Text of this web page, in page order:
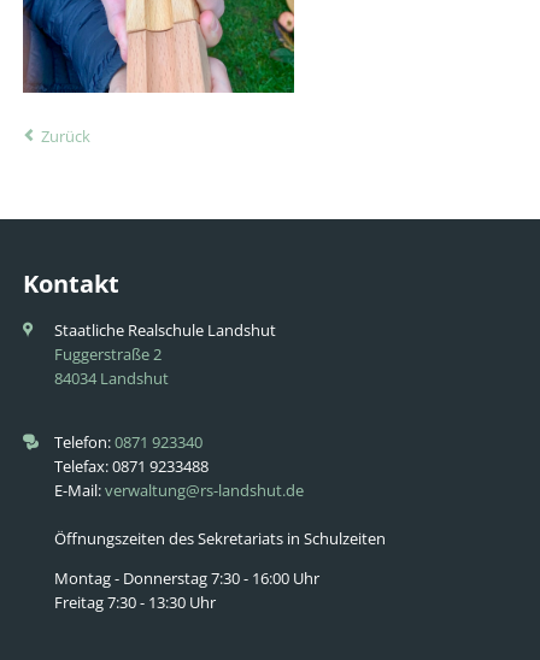
Zurück
Kontakt
Staatliche Realschule Landshut
Fuggerstraße 2
84034 Landshut
Telefon:0871 923340
Telefax: 0871 9233488
E-Mail:verwaltung@rs-landshut.de
Öffnungszeiten des Sekretariats in Schulzeiten
Montag - Donnerstag 7:30 - 16:00 Uhr
Freitag 7:30 - 13:30 Uhr